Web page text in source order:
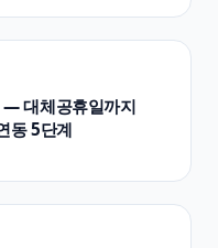
— 대체공휴일까지
동 5단계